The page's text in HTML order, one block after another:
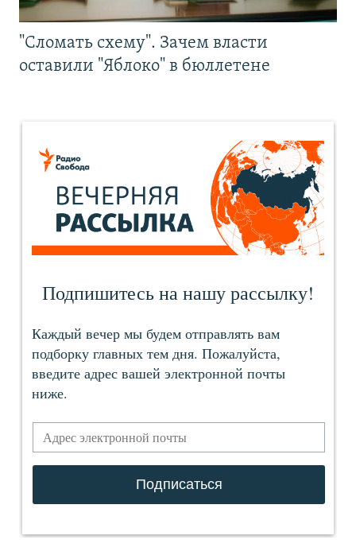
"Сломать схему". Зачем власти
оставили "Яблоко" в бюллетене